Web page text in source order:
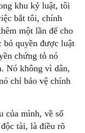
khu kỷ luật, tôi
bắt tôi, chính
một lần để cho
bỏ quyền được luật
chứng tỏ nó
Nó không vì dân,
chỉ bảo vệ chính
của mình, về số
tài, là điều rõ